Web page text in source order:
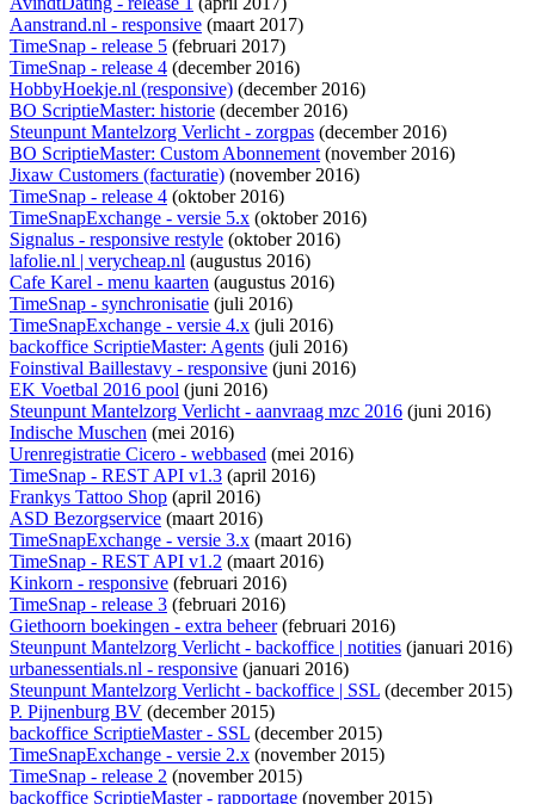
Aanstrand.nl - responsive (maart 2017)
TimeSnap - release 5 (februari 2017)
TimeSnap - release 4 (december 2016)
HobbyHoekje.nl (responsive) (december 2016)
BO ScriptieMaster: historie (december 2016)
Steunpunt Mantelzorg Verlicht - zorgpas (december 2016)
BO ScriptieMaster: Custom Abonnement(november 2016)
Jixaw Customers (facturatie) (november 2016)
TimeSnap - release 4 (oktober 2016)
TimeSnapExchange - versie 5.x (oktober 2016)
Signalus - responsive restyle (oktober 2016)
lafolie.nl | verycheap.nl (augustus 2016)
Cafe Karel - menu kaarten (augustus 2016)
TimeSnap - synchronisatie (juli 2016)
TimeSnapExchange - versie 4.x (juli 2016)
backoffice ScriptieMaster: Agents (juli 2016)
Foinstival Baillestavy - responsive (juni 2016)
EK Voetbal 2016 pool (juni 2016)
Steunpunt Mantelzorg Verlicht - aanvraag mzc 2016 (juni 2016)
Indische Muschen (mei 2016)
Urenregistratie Cicero - webbased (mei 2016)
TimeSnap - REST API v1.3 (april 2016)
Frankys Tattoo Shop (april 2016)
ASD Bezorgservice (maart 2016)
TimeSnapExchange - versie 3.x (maart 2016)
TimeSnap - REST API v1.2 (maart 2016)
Kinkorn - responsive (februari 2016)
TimeSnap - release 3 (februari 2016)
Giethoorn boekingen - extra beheer(februari 2016)
Steunpunt Mantelzorg Verlicht - backoffice | notities (januari 2016)
urbanessentials.nl - responsive (januari 2016)
Steunpunt Mantelzorg Verlicht - backoffice | SSL (december 2015)
P. Pijnenburg BV (december 2015)
backoffice ScriptieMaster - SSL (december 2015)
TimeSnapExchange - versie 2.x (november 2015)
TimeSnap - release 2 (november 2015)
backoffice ScriptieMaster - rapportage (november 2015)